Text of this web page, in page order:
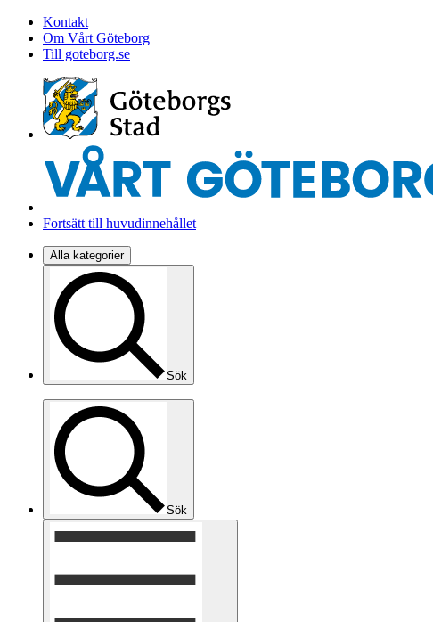
Kontakt
Om Vårt Göteborg
Till goteborg.se
Fortsätt till huvudinnehållet
Alla kategorier
Sök
Sök